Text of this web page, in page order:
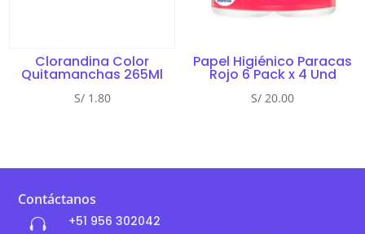
Clorandina Color
Quitamanchas 265Ml
S/1.80
Papel Higiénico Paracas
Rojo 6 Pack x 4 Und
S/ 20.00
Contáctanos
 +51 956 302042